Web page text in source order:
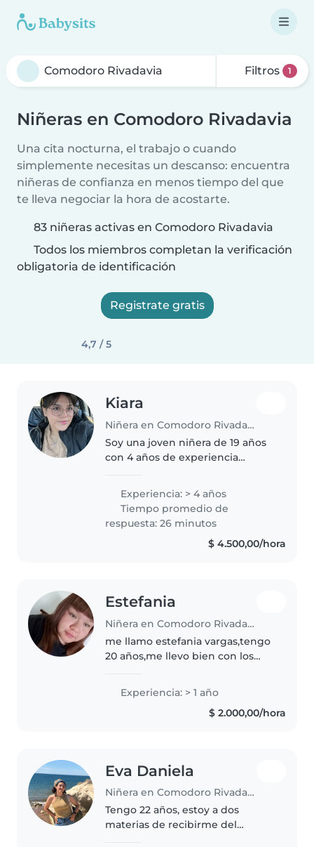
Filtros 1
Niñeras en Comodoro Rivadavia
Una cita nocturna, el trabajo o cuando
simplemente necesitas un descanso: encuentra
niñeras de confianza en menos tiempo del que
te lleva negociar la hora de acostarte.
83 niñeras activas en Comodoro Rivadavia
Todos los miembros completan la verificación
obligatoria de identificación
Registrate gratis
4,7 / 5
Kiara
Niñera en Comodoro Rivadavia
Soy una joven niñera de 19 años
con 4 años de experiencia
pequeños, preescolares,
escolares y adolescentes. Soy
responsable, creativa y paciente.
Tengo..
Experiencia: > 4 años
Tiempo promedio de
respuesta: 26 minutos
$ 4.500,00/hora
Estefania
Niñera en Comodoro Rivadavia
me llamo estefania vargas,tengo
20 años,me llevo bien con los
amigas de mi hermana me gusto
mucho por lo cual me llevo bien..
Experiencia: > 1 año
$ 2.000,00/hora
Eva Daniela
Niñera en Comodoro Rivadavia
Tengo 22 años, estoy a dos
materias de recibirme del